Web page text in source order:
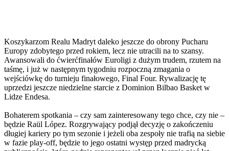
Koszykarzom Realu Madryt daleko jeszcze do obrony Pucharu
Europy zdobytego przed rokiem, lecz nie utracili na to szansy.
Awansowali do ćwierćfinałów Euroligi z dużym trudem, rzutem na
taśmę, i już w następnym tygodniu rozpoczną zmagania o
wejściówkę do turnieju finałowego, Final Four. Rywalizację tę
uprzedzi jeszcze niedzielne starcie z Dominion Bilbao Basket w
Lidze Endesa.
Bohaterem spotkania – czy sam zainteresowany tego chce, czy nie –
będzie Raül López. Rozgrywający podjął decyzję o zakończeniu
długiej kariery po tym sezonie i jeżeli oba zespoły nie trafią na siebie
w fazie play-off, będzie to jego ostatni występ przed madrycką